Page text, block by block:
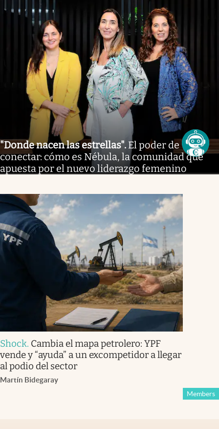
"Donde nacen las estrellas". El poder de
conectar: cómo es Nébula, la comunidad que
apuesta por el nuevo liderazgo femenino
Shock. Cambia el mapa petrolero: YPF
vende y “ayuda” a un excompetidor a llegar
al podio del sector
Martín Bidegaray
Members